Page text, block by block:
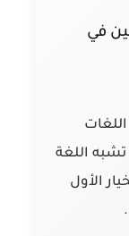
في
تشبه اللغة
الأول